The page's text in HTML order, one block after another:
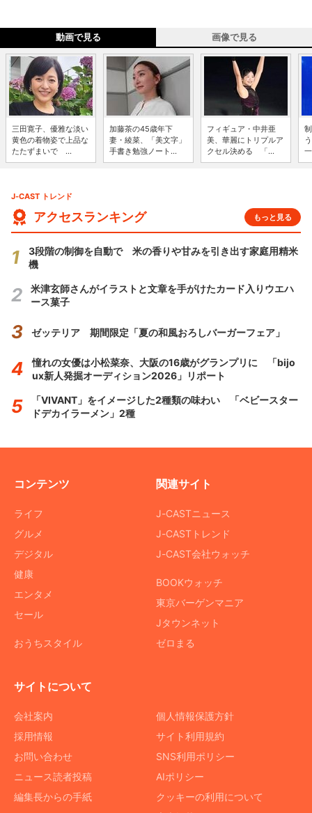
動画で見る 画像で見る
三田寛子、優雅な淡い
黄色の着物姿で上品な
たたずまいで ...
加藤茶の45歳年下
妻・綾菜、「美文字」
手書き勉強ノート...
フィギュア・中井亜
美、華麗にトリプルア
クセル決める 「...
J-CAST トレンド
アクセスランキング もっと見る
3段階の制御を自動で 米の香りや甘みを引き出す家庭用精米
機
米津玄師さんがイラストと文章を手がけたカード入りウエハ
ース菓子
ゼッテリア 期間限定「夏の和風おろしバーガーフェア」
憧れの女優は小松菜奈、大阪の16歳がグランプリに 「bijo
ux新人発掘オーディション2026」リポート
「VIVANT」をイメージした2種類の味わい 「ベビースター
ドデカイラーメン」2種
コンテンツ
ライフ
グルメ
デジタル
健康
エンタメ
セール
おうちスタイル
関連サイト
J-CASTニュース
J-CASTトレンド
J-CAST会社ウォッチ
BOOKウォッチ
東京バーゲンマニア
Jタウンネット
ゼロまる
サイトについて
会社案内
採用情報
お問い合わせ
ニュース読者投稿
編集長からの手紙
個人情報保護方針
サイト利用規約
SNS利用ポリシー
AIポリシー
クッキーの利用について